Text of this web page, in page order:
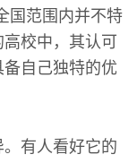
国范围内并不特
校中，其认可
自己独特的优
有人看好它的